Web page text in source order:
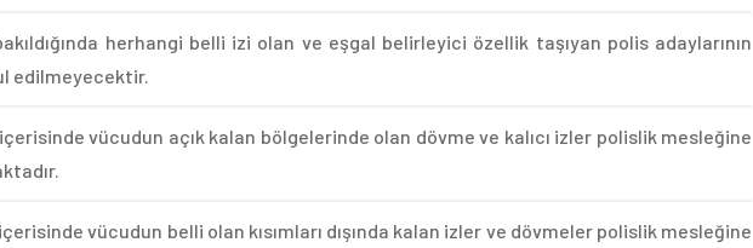
herhangi belli izi olan ve eşgal belirleyici özellik taşıyan polis adaylarının
edilmeyecektir.
vücudun açık kalan bölgelerinde olan dövme ve kalıcı izler polislik mesleğine
vücudun belli olan kısımları dışında kalan izler ve dövmeler polislik mesleğine